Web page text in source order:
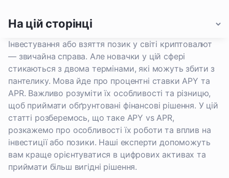
На цій сторінці
Інвестування або взяття позик у світі криптовалют
— звичайна справа. Але новачки у цій сфері
стикаються з двома термінами, які можуть збити з
пантелику. Мова йде про процентні ставки APY та
APR. Важливо розуміти їх особливості та різницю,
щоб приймати обґрунтовані фінансові рішення. У цій
статті розберемось, що таке APY vs APR,
розкажемо про особливості їх роботи та вплив на
інвестиції або позики. Наші експерти допоможуть
вам краще орієнтуватися в цифрових активах та
приймати більш вигідні рішення.